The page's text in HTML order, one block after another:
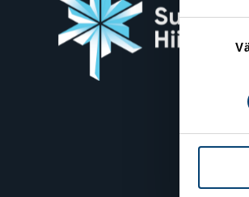
valinta